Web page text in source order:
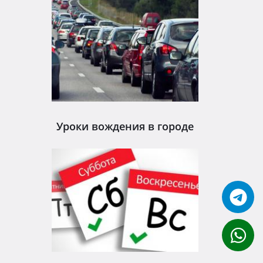
навыки, которые позволят Вам чувствовать себя
уверенно и комфортно на дорогах и не
подвергать опасности ни себя, ни пассажиров,
ни пешеходов. А, в случае с механической
коробкой передач, грамотность и опыт еще
важнее из-за сложности управлением таким
автомобилем.
нашим урокам вождения на механике, каждый
учащийся получит не только глубокие
теоретические знания, но и получит
необходимый практический опыт вождения,
чтобы сдать экзамен в Сервисном Центре и
чувствовать себя уверенно за рулем.
Обучающие программы автошколы рассчитаны
на курс длительностью 2 месяца и включают
качественные теоретические и практические
занятия. Благодаря предварительному
Уроки вождения в городе